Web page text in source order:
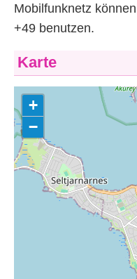
Mobilfunknetz
+49 benutzen.
Karte